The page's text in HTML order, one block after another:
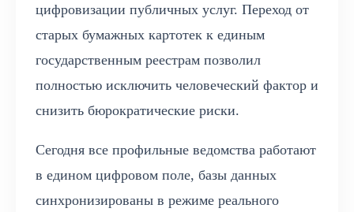
цифровизации публичных услуг. Переход от
старых бумажных картотек к единым
государственным реестрам позволил
полностью исключить человеческий фактор и
снизить бюрократические риски.
Сегодня все профильные ведомства работают
в едином цифровом поле, базы данных
синхронизированы в режиме реального